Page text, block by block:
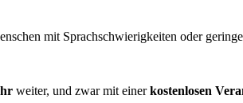
mit Sprachschwierigkeiten oder
weiter, und zwar mit einerkostenlosen